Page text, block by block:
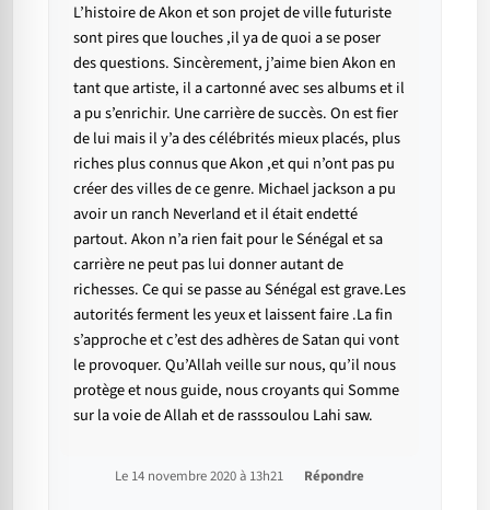
L’histoire de Akon et son projet de ville futuriste
sont pires que louches ,il ya de quoi a se poser
des questions. Sincèrement, j’aime bien Akon en
tant que artiste, il a cartonné avec ses albums et il
a pu s’enrichir. Une carrière de succès. On est fier
de lui mais il y’a des célébrités mieux placés, plus
riches plus connus que Akon ,et qui n’ont pas pu
créer des villes de ce genre. Michael jackson a pu
avoir un ranch Neverland et il était endetté
partout. Akon n’a rien fait pour le Sénégal et sa
carrière ne peut pas lui donner autant de
richesses. Ce qui se passe au Sénégal est grave.Les
autorités ferment les yeux et laissent faire .La fin
s’approche et c’est des adhères de Satan qui vont
le provoquer. Qu’Allah veille sur nous, qu’il nous
protège et nous guide, nous croyants qui Somme
sur la voie de Allah et de rasssoulou Lahi saw.
Le 14 novembre 2020 à 13h21 Répondre